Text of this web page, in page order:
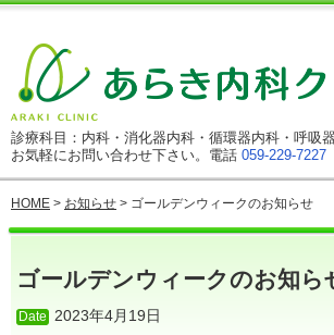
診療科目：内科・消化器内科・循環器内科・呼吸
お気軽にお問い合わせ下さい。電話 059-229-7227
HOME > お知らせ > ゴールデンウィークのお知らせ
ゴールデンウィークのお知ら
2023年4月19日